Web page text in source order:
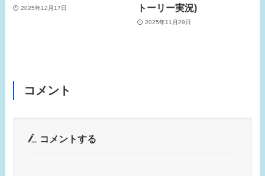
2025年12月17日
トーリー実況)
2025年11月29日
コメント
コメントする